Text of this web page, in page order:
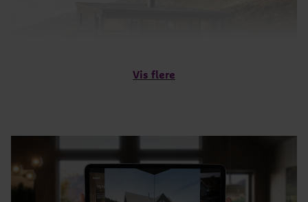
Foris
Bruksareal
BRA 108 m2 Antall soverom
4 soverom BYA
BYA 96 m
Vis flere